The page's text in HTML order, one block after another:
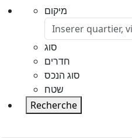
מיקום
סוג
חדרים
סוג הנכס
שטח
Recherche